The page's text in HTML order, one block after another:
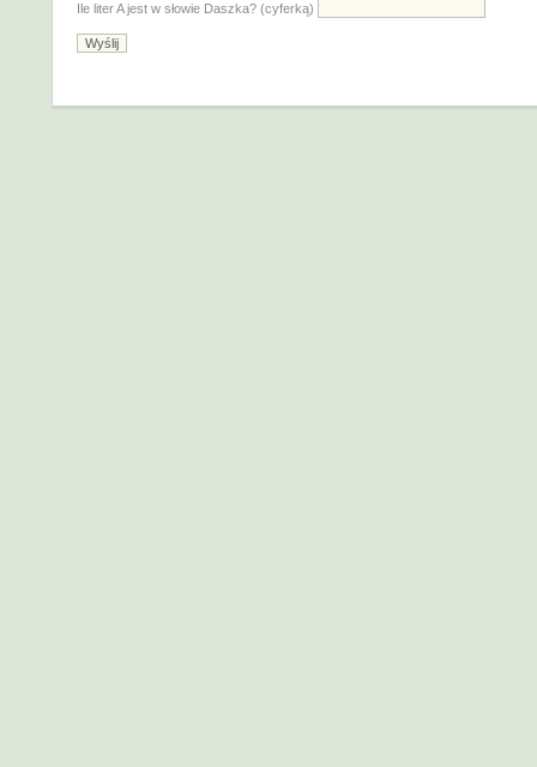
Ile liter A jest w słowie Daszka? (cyferką)